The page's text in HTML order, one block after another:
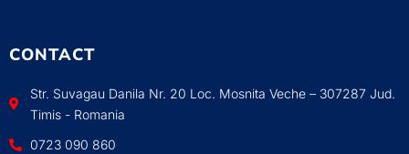
CONTACT
Str. Suvagau Danila Nr. 20 Loc. Mosnita Veche – 307287 Jud.
Timis - Romania
0723 090 860